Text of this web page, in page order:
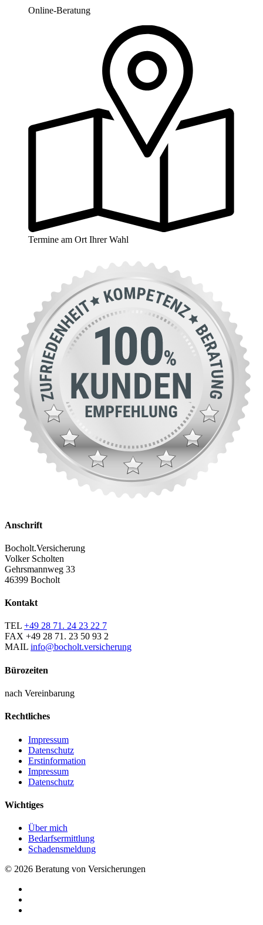
Online-Beratung
Termine am Ort Ihrer Wahl
Anschrift
Bocholt.Versicherung
Volker Scholten
Gehrsmannweg 33
46399 Bocholt
Kontakt
TEL +49 28 71. 24 23 22 7
FAX +49 28 71. 23 50 93 2
MAIL info@bocholt.versicherung
Bürozeiten
nach Vereinbarung
Rechtliches
Impressum
Datenschutz
Erstinformation
Impressum
Datenschutz
Wichtiges
Über mich
Bedarfsermittlung
Schadensmeldung
© 2026 Beratung von Versicherungen